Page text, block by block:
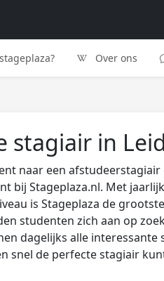
Over ons
stagiair in
naar een
bij Stageplaza.nl. Met
is Stageplaza de
studenten zich aan op
dagelijks alle
snel de perfecte stagiair